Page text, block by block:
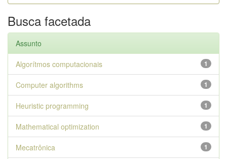
Busca facetada
Assunto
1
Algorítmos computacionais
1
Computer algorithms
1
Heuristic programming
1
Mathematical optimization
1
Mecatrônica